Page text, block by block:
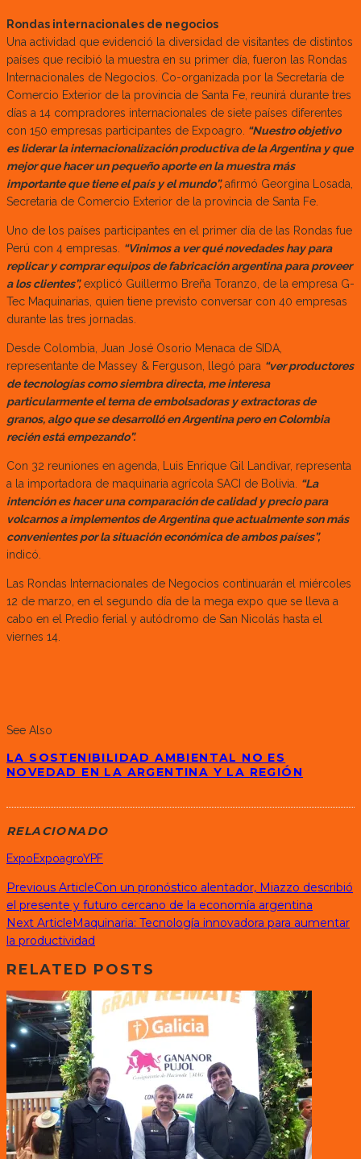
Rondas internacionales de negocios
Una actividad que evidenció la diversidad de visitantes de distintos
países que recibió la muestra en su primer día, fueron las Rondas
Internacionales de Negocios. Co-organizada por la Secretaría de
Comercio Exterior de la provincia de Santa Fe, reunirá durante tres
días a 14 compradores internacionales de siete países diferentes
con 150 empresas participantes de Expoagro. “Nuestro objetivo
es liderar la internacionalización productiva de la Argentina y que
mejor que hacer un pequeño aporte en la muestra más
importante que tiene el país y el mundo”,afirmó Georgina Losada,
Secretaria de Comercio Exterior de la provincia de Santa Fe.
Uno de los países participantes en el primer día de las Rondas fue
Perú con 4 empresas. “Vinimos a ver qué novedades hay para
replicar y comprar equipos de fabricación argentina para proveer
a los clientes”,explicó Guillermo Breña Toranzo, de la empresa G-
Tec Maquinarias, quien tiene previsto conversar con 40 empresas
durante las tres jornadas.
Desde Colombia, Juan José Osorio Menaca de SIDA,
representante de Massey & Ferguson, llegó para “ver productores
de tecnologías como siembra directa, me interesa
particularmente el tema de embolsadoras y extractoras de
granos, algo que se desarrolló en Argentina pero en Colombia
recién está empezando”.
Con 32 reuniones en agenda, Luis Enrique Gil Landivar, representa
a la importadora de maquinaria agrícola SACI de Bolivia. “La
intención es hacer una comparación de calidad y precio para
volcarnos a implementos de Argentina que actualmente son más
convenientes por la situación económica de ambos países”,
indicó.
Las Rondas Internacionales de Negocios continuarán el miércoles
12 de marzo, en el segundo día de la mega expo que se lleva a
cabo en el Predio ferial y autódromo de San Nicolás hasta el
viernes 14.
See Also
LA SOSTENIBILIDAD AMBIENTAL NO ES
NOVEDAD EN LA ARGENTINA Y LA REGIÓN
RELACIONADO
ExpoExpoagroYPF
Previous ArticleCon un pronóstico alentador, Miazzo describió
el presente y futuro cercano de la economía argentina
Next Article Maquinaria: Tecnología innovadora para aumentar
la productividad
RELATED POSTS